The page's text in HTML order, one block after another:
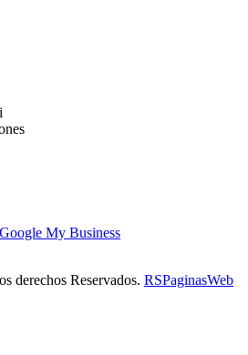
My Business
derechos Reservados. RSPaginasWeb